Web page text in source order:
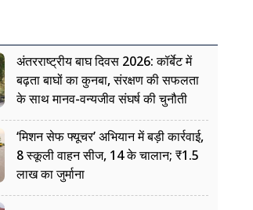
अंतरराष्ट्रीय बाघ दिवस 2026: कॉर्बेट में
बढ़ता बाघों का कुनबा, संरक्षण की सफलता
के साथ मानव-वन्यजीव संघर्ष की चुनौती
‘मिशन सेफ फ्यूचर’ अभियान में बड़ी कार्रवाई,
8 स्कूली वाहन सीज, 14 के चालान; ₹1.5
लाख का जुर्माना